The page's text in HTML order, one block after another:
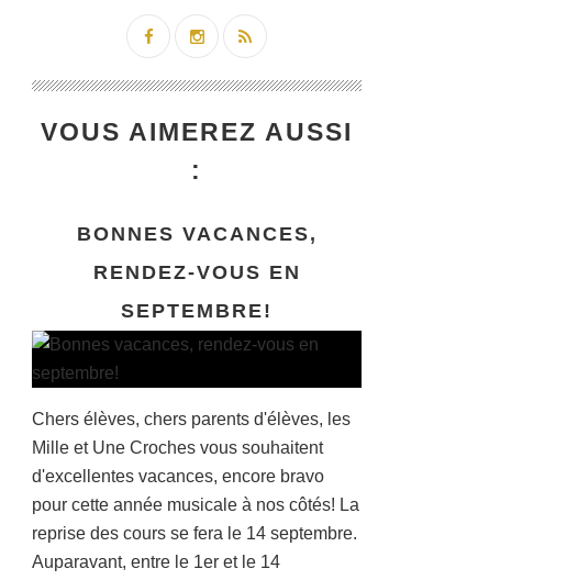
VOUS AIMEREZ AUSSI
:
BONNES VACANCES,
RENDEZ-VOUS EN
SEPTEMBRE!
Chers élèves, chers parents d'élèves, les
Mille et Une Croches vous souhaitent
d'excellentes vacances, encore bravo
pour cette année musicale à nos côtés! La
reprise des cours se fera le 14 septembre.
Auparavant, entre le 1er et le 14